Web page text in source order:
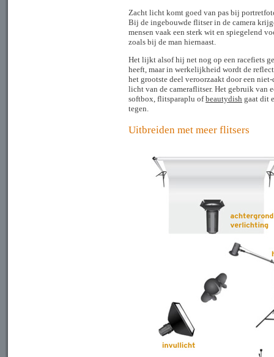
Zacht licht komt goed van pas bij
Bij de ingebouwde flitser in de camera
mensen vaak een sterk wit en spiegelend
zoals bij de man hiernaast.
Het lijkt alsof hij net nog op een racefiets
heeft, maar in werkelijkheid wordt de
het grootste deel veroorzaakt door een
licht van de cameraflitser. Het gebruik van
softbox, flitsparaplu ofbeautydish gaat dit
tegen.
Uitbreiden met meer flitsers